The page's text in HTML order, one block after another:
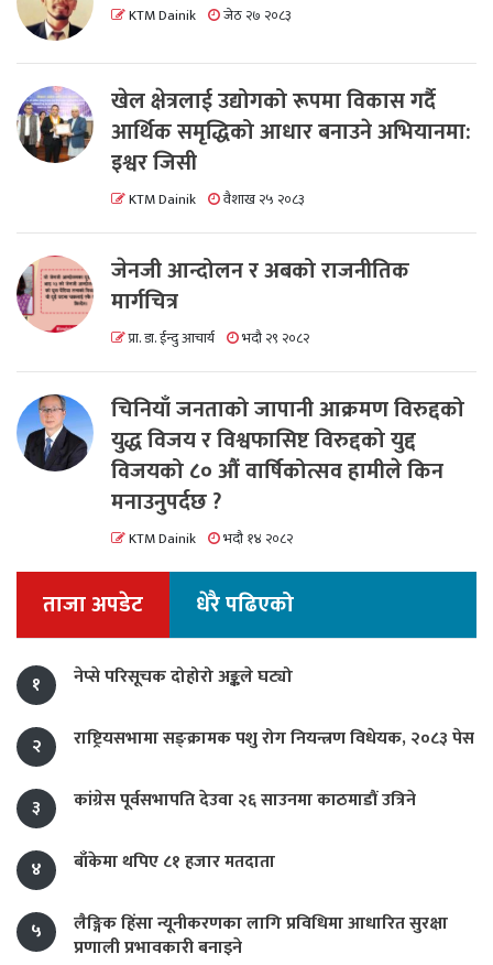
KTM Dainik जेठ २७ २०८३
खेल क्षेत्रलाई उद्योगको रूपमा विकास गर्दै
आर्थिक समृद्धिको आधार बनाउने अभियानमा:
इश्वर जिसी
KTM Dainik वैशाख २५ २०८३
जेनजी आन्दोलन र अबको राजनीतिक
मार्गचित्र
प्रा. डा. ईन्दु आचार्य भदौ २९ २०८२
चिनियाँ जनताको जापानी आक्रमण विरुद्दको
युद्ध विजय र विश्वफासिष्ट विरुद्दको युद्द
विजयको ८० औं वार्षिकोत्सव हामीले किन
मनाउनुपर्दछ ?
KTM Dainik भदौ १४ २०८२
ताजा अपडेट धेरै पढिएको
१ नेप्से परिसूचक दोहोरो अङ्कले घट्यो
२ राष्ट्रियसभामा सङ्क्रामक पशु रोग नियन्त्रण विधेयक, २०८३ पेस
३ कांग्रेस पूर्वसभापति देउवा २६ साउनमा काठमाडौं उत्रिने
४ बाँकेमा थपिए ८१ हजार मतदाता
५
लैङ्गिक हिंसा न्यूनीकरणका लागि प्रविधिमा आधारित सुरक्षा
प्रणाली प्रभावकारी बनाइने